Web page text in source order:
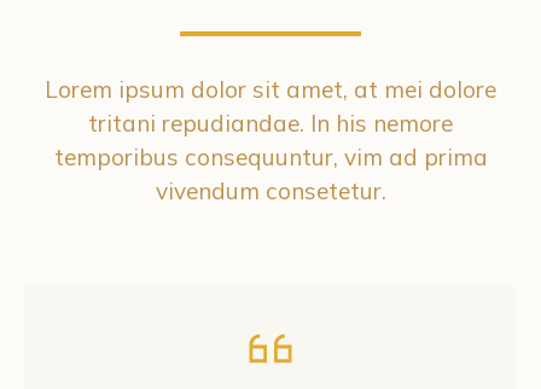
Lorem ipsum dolor sit amet, at mei dolore
tritani repudiandae. In his nemore
temporibus consequuntur, vim ad prima
vivendum consetetur.